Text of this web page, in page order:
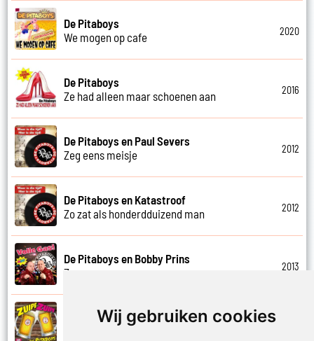
Wij gebruiken cookies
De Pitaboys
We mogen op cafe
2020
De Pitaboys
Ze had alleen maar schoenen aan
2016
De Pitaboys en Paul Severs
Zeg eens meisje
2012
De Pitaboys en Katastroof
Zo zat als honderdduizend man
2012
De Pitaboys en Bobby Prins
Zon en amore
2013
De Pitaboys